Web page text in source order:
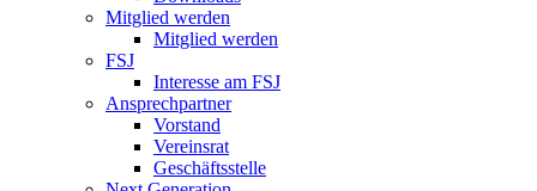
Mitglied werden
Mitglied werden
FSJ
Interesse am FSJ
Ansprechpartner
Vorstand
Vereinsrat
Geschäftsstelle